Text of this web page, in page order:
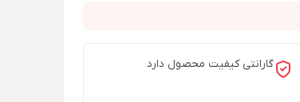
گارانتی کیفیت محصول دارد